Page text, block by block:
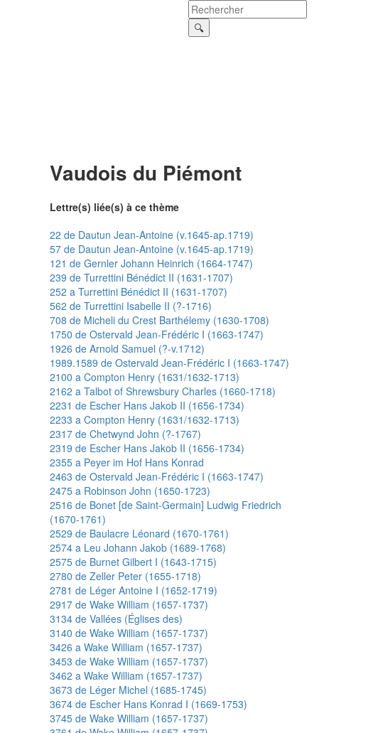
Vaudois du Piémont
Lettre(s) liée(s) à ce thème
22 de Dautun Jean-Antoine (v.1645-ap.1719)
57 de Dautun Jean-Antoine (v.1645-ap.1719)
121 de Gernler Johann Heinrich (1664-1747)
239 de Turrettini Bénédict II (1631-1707)
252 a Turrettini Bénédict II (1631-1707)
562 de Turrettini Isabelle II (?-1716)
708 de Micheli du Crest Barthélemy (1630-1708)
1750 de Ostervald Jean-Frédéric I (1663-1747)
1926 de Arnold Samuel (?-v.1712)
1989.1589 de Ostervald Jean-Frédéric I (1663-1747)
2100 a Compton Henry (1631/1632-1713)
2162 a Talbot of Shrewsbury Charles (1660-1718)
2231 de Escher Hans Jakob II (1656-1734)
2233 a Compton Henry (1631/1632-1713)
2317 de Chetwynd John (?-1767)
2319 de Escher Hans Jakob II (1656-1734)
2355 a Peyer im Hof Hans Konrad
2463 de Ostervald Jean-Frédéric I (1663-1747)
2475 a Robinson John (1650-1723)
2516 de Bonet [de Saint-Germain] Ludwig Friedrich
(1670-1761)
2529 de Baulacre Léonard (1670-1761)
2574 a Leu Johann Jakob (1689-1768)
2575 de Burnet Gilbert I (1643-1715)
2780 de Zeller Peter (1655-1718)
2781 de Léger Antoine I (1652-1719)
2917 de Wake William (1657-1737)
3134 de Vallées (Églises des)
3140 de Wake William (1657-1737)
3426 a Wake William (1657-1737)
3453 de Wake William (1657-1737)
3462 a Wake William (1657-1737)
3673 de Léger Michel (1685-1745)
3674 de Escher Hans Konrad I (1669-1753)
3745 de Wake William (1657-1737)